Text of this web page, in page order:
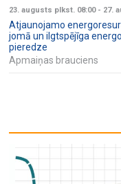
23. augusts plkst. 08:00- 27.
Atjaunojamo
jomā un ilgtspējīga
pieredze
Apmaiņas brauciens